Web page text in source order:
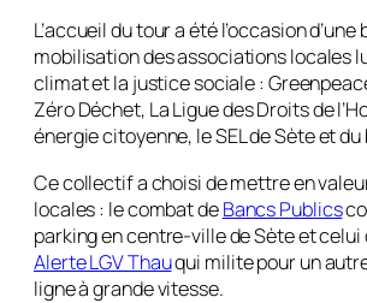
L’accueil du tour a été l’occasion d’une
mobilisation des associations locales
climat et la justice sociale :
Zéro Déchet, La Ligue des Droits de
énergie citoyenne, le SEL de Sète et
Ce collectif a choisi de mettre en
locales : le combat deBancs Publics
parking en centre-ville de Sète et celui
Alerte LGV Thauqui milite pour un
ligne à grande vitesse.